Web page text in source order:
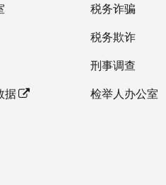
据
税务诈骗
税务欺诈
刑事调查
检举人办公室